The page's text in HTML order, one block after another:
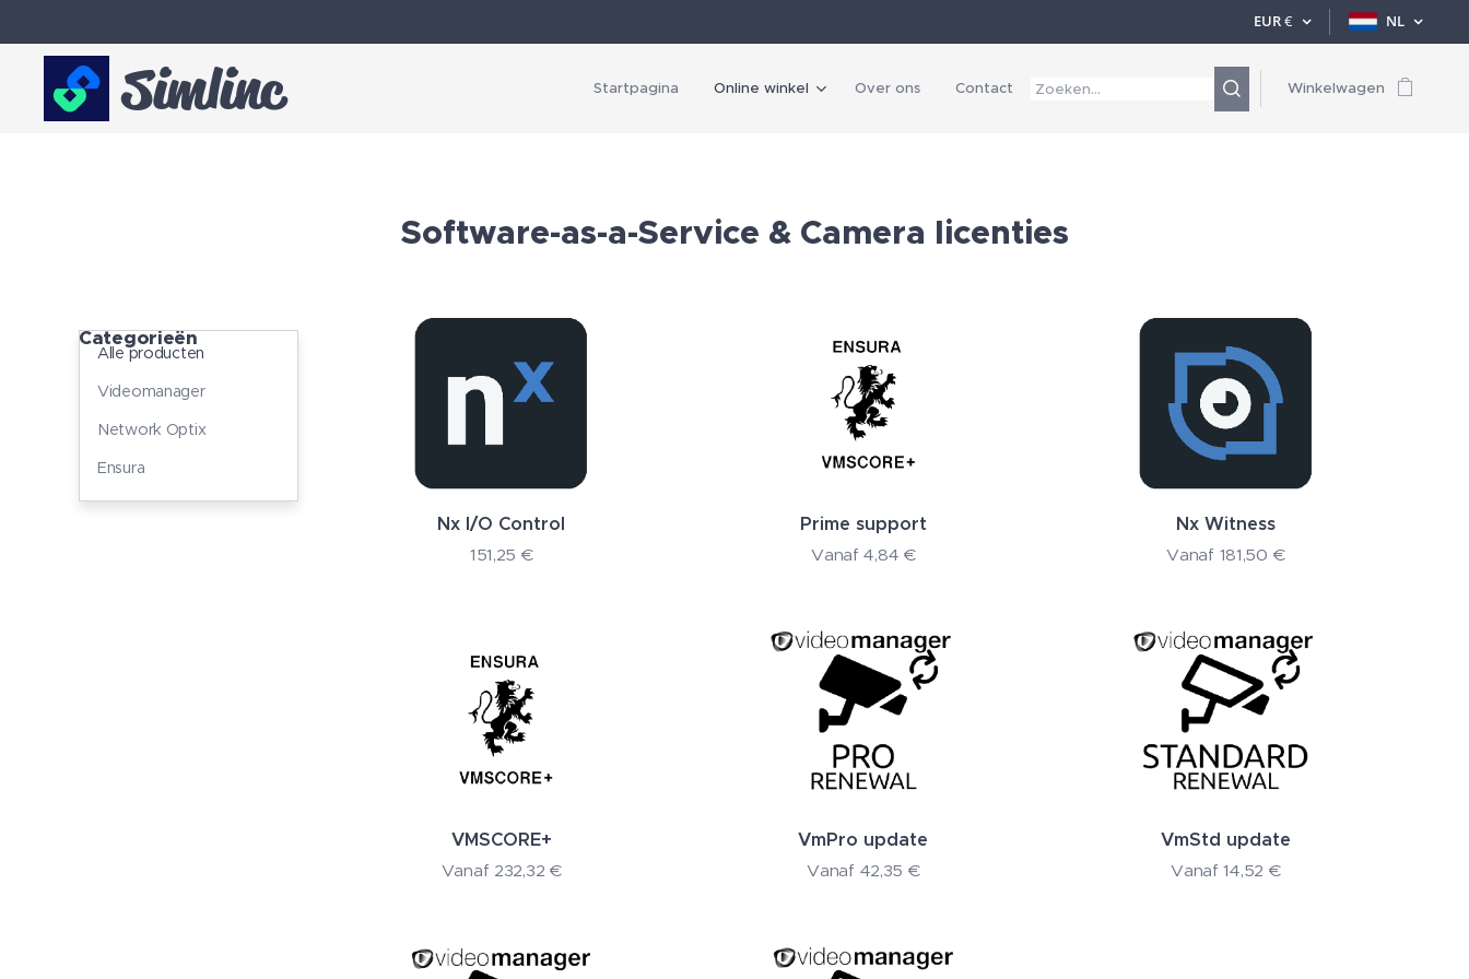
EUR€ NL
Simlinc Startpagina Online winkel Over ons Contact Winkelwagen
Software-as-a-Service & Camera licenties
Categorieën
Alle producten
Videomanager
Network Optix
Ensura
Nx I/O Control
151,25 €
Prime support
Vanaf4,84 €
Nx Witness
Vanaf 181,50 €
VMSCORE+
Vanaf 232,32 €
VmPro update
Vanaf 42,35 €
VmStd update
Vanaf14,52 €